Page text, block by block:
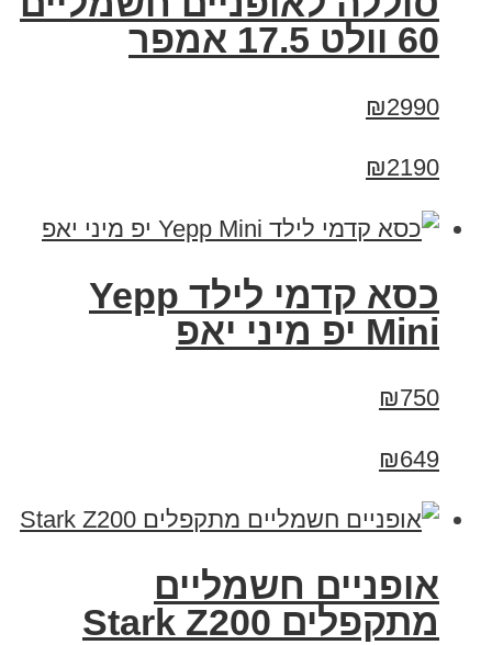
60 וולט 17.5 אמפר
₪2990
₪2190
כסא קדמי לילד Yepp
Mini יפ מיני יאפ
₪750
₪649
‏אופניים חשמליים
‏מתקפלים Stark Z200